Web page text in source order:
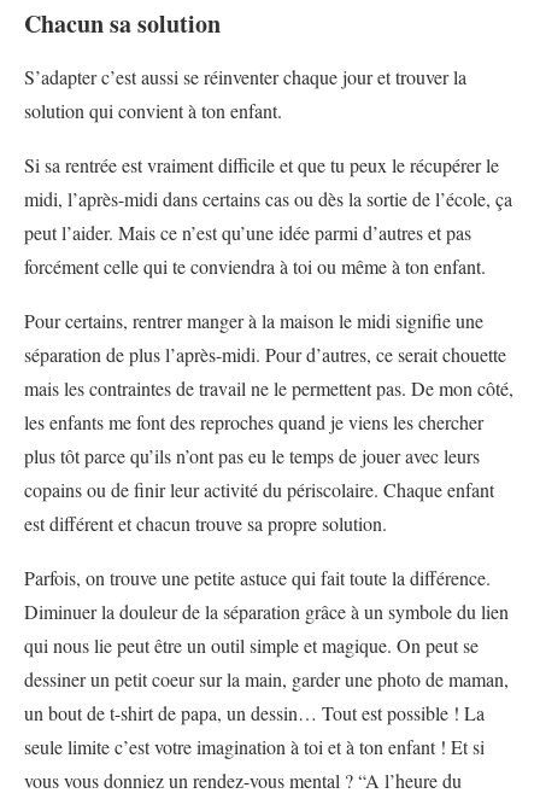
Chacun sa solution
S’adapter c’est aussi se réinventer chaque jour et trouver la
solution qui convient à ton enfant.
Si sa rentrée est vraiment difficile et que tu peux le récupérer le
midi, l’après-midi dans certains cas ou dès la sortie de l’école, ça
peut l’aider. Mais ce n’est qu’une idée parmi d’autres et pas
forcément celle qui te conviendra à toi ou même à ton enfant.
Pour certains, rentrer manger à la maison le midi signifie une
séparation de plus l’après-midi. Pour d’autres, ce serait chouette
mais les contraintes de travail ne le permettent pas. De mon côté,
les enfants me font des reproches quand je viens les chercher
plus tôt parce qu’ils n’ont pas eu le temps de jouer avec leurs
copains ou de finir leur activité du périscolaire. Chaque enfant
est différent et chacun trouve sa propre solution.
Parfois, on trouve une petite astuce qui fait toute la différence.
Diminuer la douleur de la séparation grâce à un symbole du lien
qui nous lie peut être un outil simple et magique. On peut se
dessiner un petit coeur sur la main, garder une photo de maman,
un bout de t-shirt de papa, un dessin… Tout est possible ! La
seule limite c’est votre imagination à toi et à ton enfant ! Et si
vous vous donniez un rendez-vous mental ? “A l’heure du